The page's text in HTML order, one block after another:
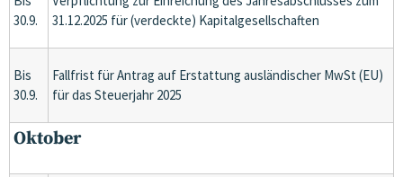
30.9.
31.12.2025 für (verdeckte) Kapitalgesellschaften
Bis
30.9.
Fallfrist für Antrag auf Erstattung ausländischer MwSt (EU)
für das Steuerjahr 2025
Oktober